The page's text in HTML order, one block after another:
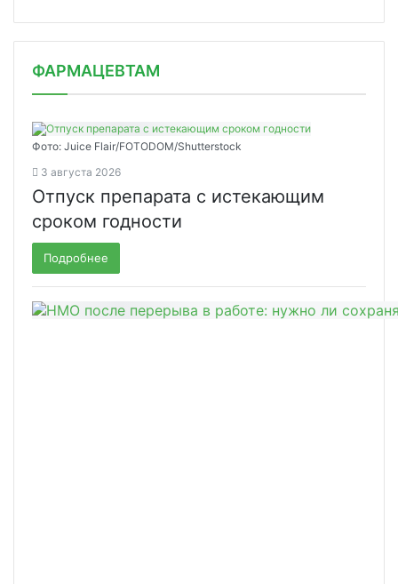
ФАРМАЦЕВТАМ
Фото: Juice Flair/FOTODOM/Shutterstoсk
3 августа 2026
Отпуск препарата с истекающим
сроком годности
Подробнее